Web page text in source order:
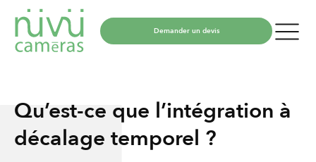
Demander un devis
Qu’est-ce que l’intégration à
décalage temporel ?